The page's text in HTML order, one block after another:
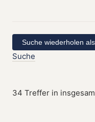
Suche
34 Treffer in